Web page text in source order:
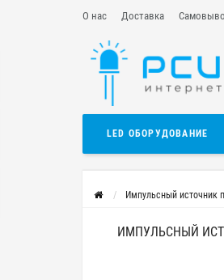
О нас Доставка
LED ОБОРУДОВАНИЕ
Импульсный источник
ИМПУЛЬСНЫЙ